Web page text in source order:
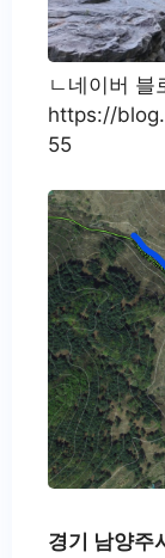
ㄴ네이버 블
https://
55
경기 남양주